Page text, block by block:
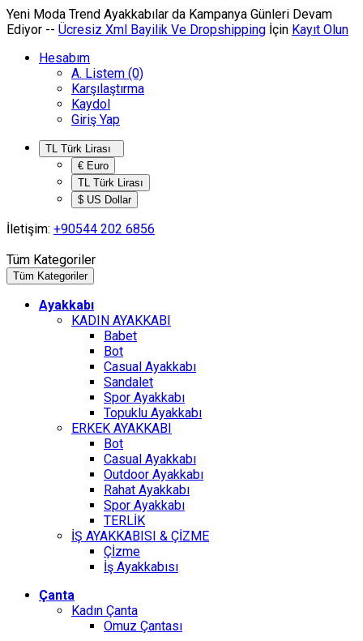
Yeni Moda Trend Ayakkabılar da Kampanya Günleri Devam
Ediyor -- Ücresiz Xml Bayilik Ve Dropshipping İçin Kayıt Olun
Hesabım
A. Listem (0)
Karşılaştırma
Kaydol
Giriş Yap
€ Euro
TL Türk Lirası
$ US Dollar
İletişim: +90544 202 6856
Tüm Kategoriler
Tüm Kategoriler
Ayakkabı
KADIN AYAKKABI
Babet
Bot
Casual Ayakkabı
Sandalet
Spor Ayakkabı
Topuklu Ayakkabı
ERKEK AYAKKABI
Bot
Casual Ayakkabı
Outdoor Ayakkabı
Rahat Ayakkabı
Spor Ayakkabı
TERLİK
İŞ AYAKKABISI & ÇİZME
Çİzme
İş Ayakkabısı
Çanta
Kadın Çanta
Omuz Çantası